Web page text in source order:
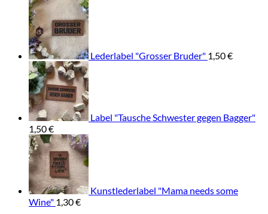
Lederlabel "Grosser Bruder" 1,50€
Label "Tausche Schwester gegen Bagger"
1,50€
Kunstlederlabel "Mama needs some
Wine" 1,30€